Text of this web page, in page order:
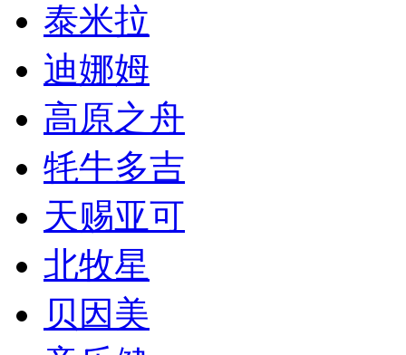
泰米拉
迪娜姆
高原之舟
牦牛多吉
天赐亚可
北牧星
贝因美